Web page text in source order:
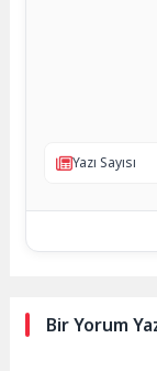
Yazı Sayısı
Bir Yorum